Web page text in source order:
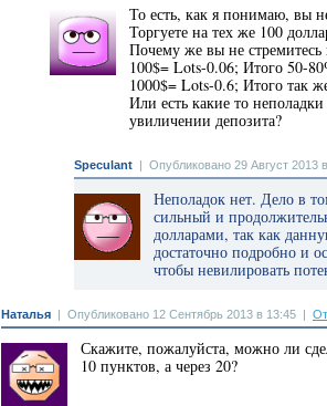
То есть, как я понимаю, вы
Торгуете на тех же 100
Почему же вы не
100$= Lots-0.06; Итого 50-
1000$= Lots-0.6; Итого так
Или есть какие то
увиличении депозита?
Speculant | Опубликовано 29 Август 2013
Неполадок нет. Дело в
сильный и
долларами, так как
достаточно подробно и
чтобы невилировать
Наталья | Опубликовано 12 Сентябрь 2013 в 13:45 |
Скажите, пожалуйста, можно ли
10 пунктов, а через 20?